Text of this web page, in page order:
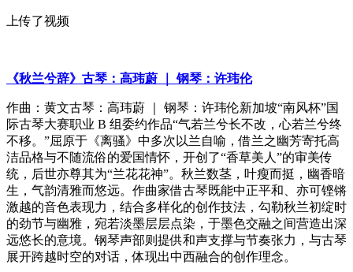
上传了视频
《秋兰兮辞》古琴：高玮蔚 ｜ 钢琴：许玮伦
作曲：黄文古琴：高玮蔚 ｜ 钢琴：许玮伦新加坡“南风杯”国
际古琴大赛职业 B 组委约作品“气若兰兮长不改，心若兰兮终
不移。”屈原于《离骚》中多次以兰自喻，借兰之幽芳寄托高
洁品格与不随流俗的爱国情怀，开创了“香草美人”的审美传
统，后世亦尊其为“兰花花神”。秋兰数茎，叶瘦而挺，幽香暗
生，气韵清雅而悠远。作曲家借古琴既能中正平和、亦可铿锵
激越的音色表现力，结合多样化的创作技法，勾勒秋兰初绽时
的劲节与幽雅，宛若淡墨层层点染，于墨色交融之间营造出深
远悠长的意境。钢琴声部则提供和声支撑与节奏张力，与古琴
展开跨越时空的对话，体现出中西融合的创作理念。